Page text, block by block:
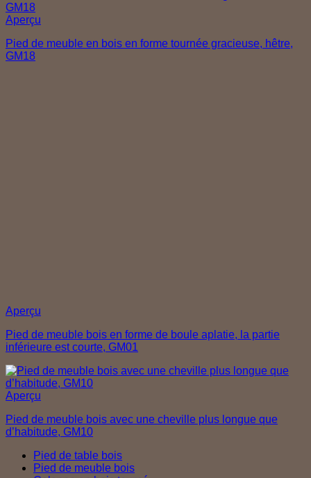
Aperçu
Pied de meuble en bois en forme tournée gracieuse, hêtre,
GM18
Aperçu
Pied de meuble bois en forme de boule aplatie, la partie
inférieure est courte, GM01
Aperçu
Pied de meuble bois avec une cheville plus longue que
d’habitude, GM10
Pied de table bois
Pied de meuble bois